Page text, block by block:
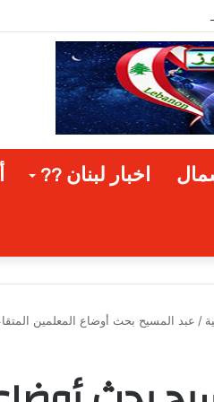
اخبار لبنان ??
/ عبد المسيح بحث أوضاع المعلمين